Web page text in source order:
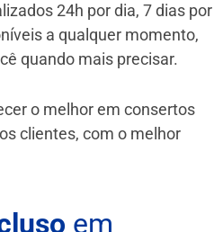
24h por dia, 7 dias por
a qualquer momento,
quando mais precisar.
o melhor em consertos
clientes, com o melhor
em